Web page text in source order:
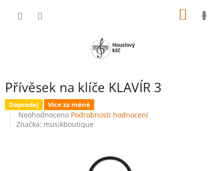
Přívěsek na klíče KLAVÍR 3
Doprodej Více za méně
Průměrné
hodnocení
Neohodnoceno Podrobnosti hodnocení
Značka: musikboutique